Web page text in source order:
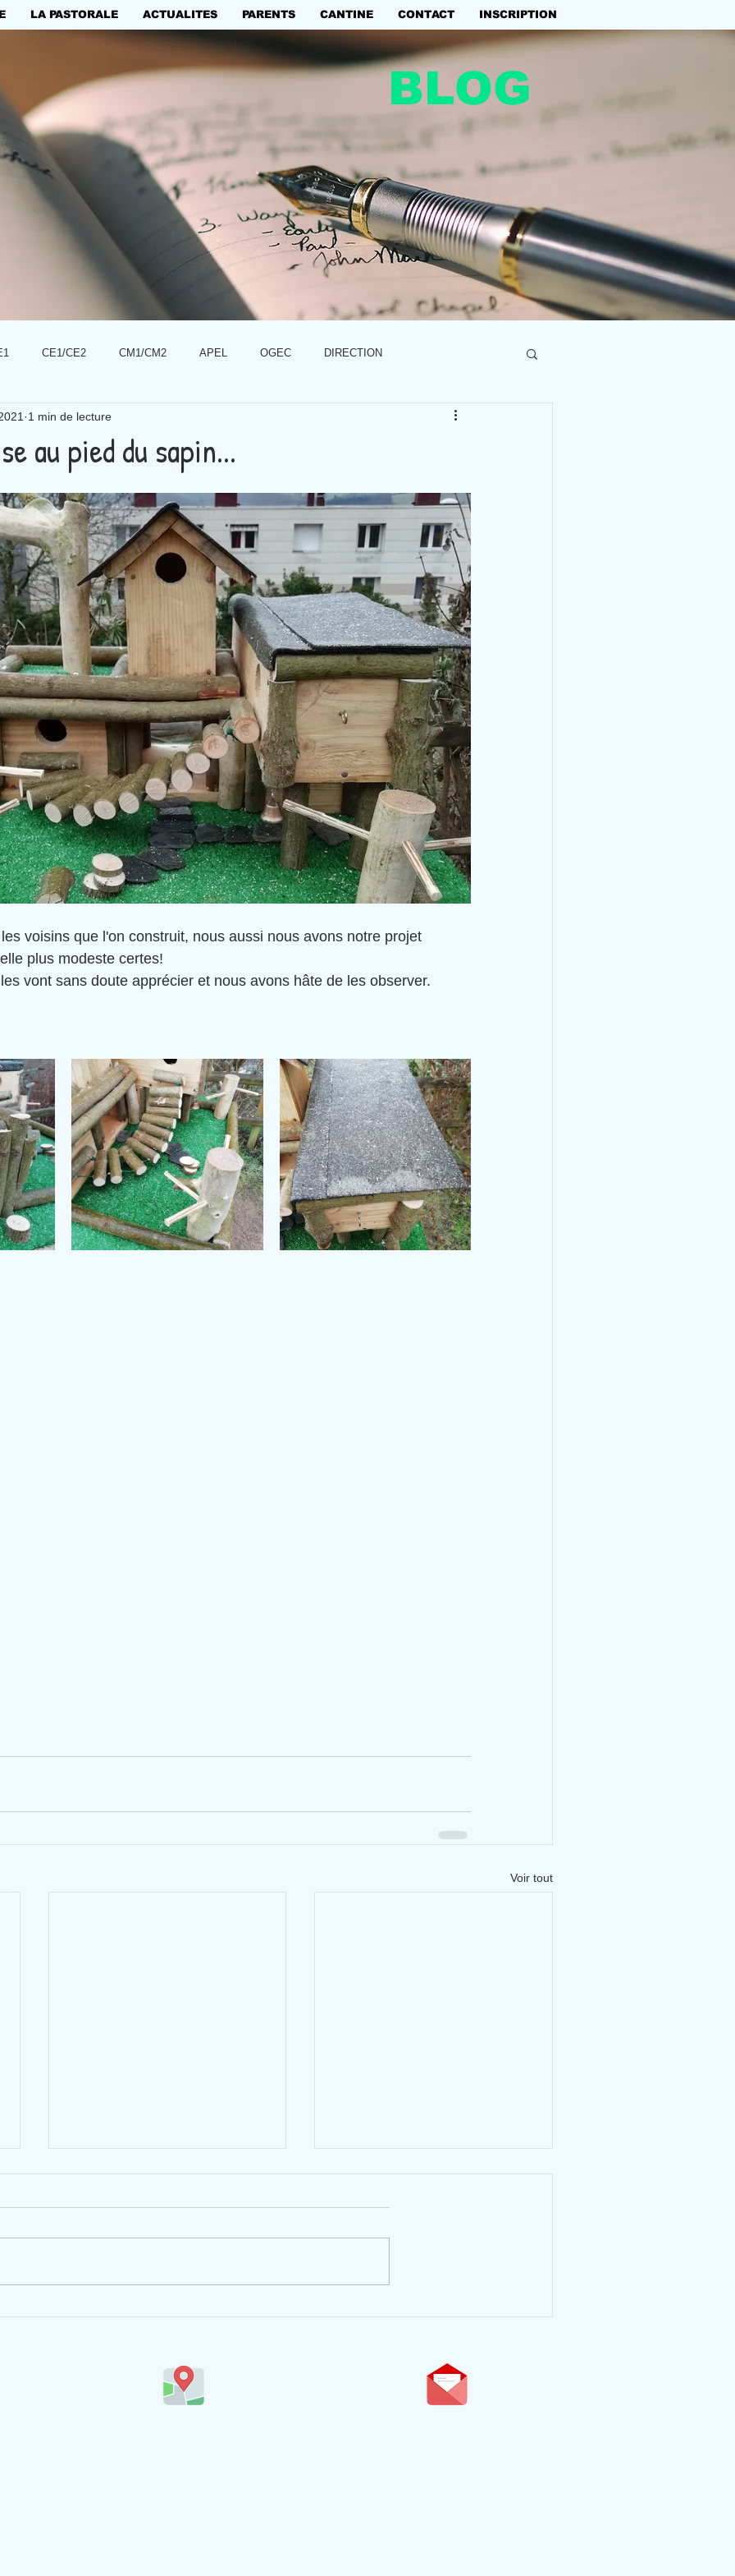
LA PASTORALE ACTUALITES PARENTS CANTINE CONTACT INSCRIPTION
BLOG
CE1/CE2 CM1/CM2 APEL OGEC DIRECTION
au pied du sapin...
1 min de lecture
voisins que l'on construit, nous aussi nous avons notre projet
plus modeste certes!
vont sans doute apprécier et nous avons hâte de les observer.
Voir tout
Du courrier pour commencer
Ateliers "Vers l'autonomie" -